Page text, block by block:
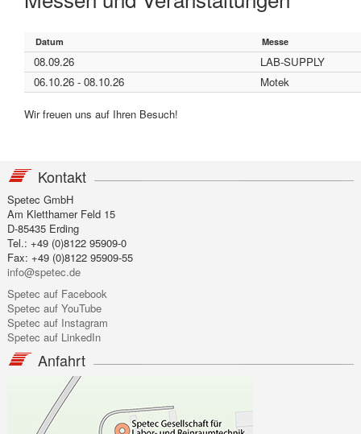
Datum Messe
08.09.26
LAB-SUPPLY
06.10.26 - 08.10.26
Motek
Wir freuen uns auf Ihren Besuch!
Kontakt
Spetec GmbH
Am Kletthamer Feld 15
D-85435 Erding
Tel.: +49 (0)8122 95909-0
Fax: +49 (0)8122 95909-55
info@spetec.de
Spetec auf Facebook
Spetec auf YouTube
Spetec auf Instagram
Spetec auf LinkedIn
Anfahrt